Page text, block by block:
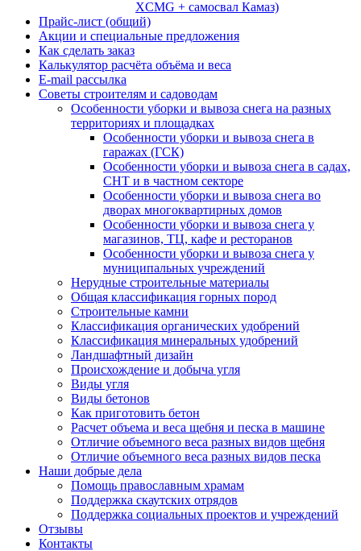
XCMG + самосвал Камаз)
Прайс-лист (общий)
Акции и специальные предложения
Как сделать заказ
Калькулятор расчёта объёма и веса
E-mail рассылка
Советы строителям и садоводам
Особенности уборки и вывоза снега на разных
территориях и площадках
Особенности уборки и вывоза снега в
гаражах (ГСК)
Особенности уборки и вывоза снега в садах,
СНТ и в частном секторе
Особенности уборки и вывоза снега во
дворах многоквартирных домов
Особенности уборки и вывоза снега у
магазинов, ТЦ, кафе и ресторанов
Особенности уборки и вывоза снега у
муниципальных учреждений
Нерудные строительные материалы
Общая классификация горных пород
Строительные камни
Классификация органических удобрений
Классификация минеральных удобрений
Ландшафтный дизайн
Происхождение и добыча угля
Виды угля
Виды бетонов
Как приготовить бетон
Расчет объема и веса щебня и песка в машине
Отличие объемного веса разных видов щебня
Отличие объемного веса разных видов песка
Наши добрые дела
Помощь православным храмам
Поддержка скаутских отрядов
Поддержка социальных проектов и учреждений
Отзывы
Контакты